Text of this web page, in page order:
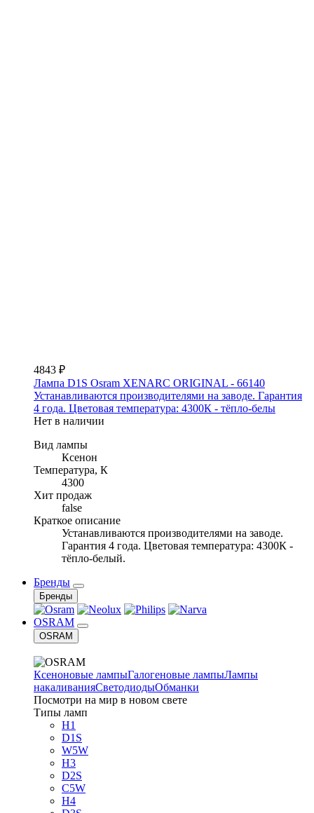
4843 ₽
Лампа D1S Osram XENARC ORIGINAL - 66140
Устанавливаются производителями на заводе. Гарантия
4 года. Цветовая температура: 4300К - тёпло-белы
Нет в наличии
Вид лампы
Ксенон
Температура, К
4300
Хит продаж
false
Краткое описание
Устанавливаются производителями на заводе.
Гарантия 4 года. Цветовая температура: 4300К -
тёпло-белый.
Бренды
Бренды
OSRAM
OSRAM
Ксеноновые лампыГалогеновые лампыЛампы
накаливанияСветодиодыОбманки
Посмотри на мир в новом свете
Типы ламп
H1
D1S
W5W
H3
D2S
C5W
H4